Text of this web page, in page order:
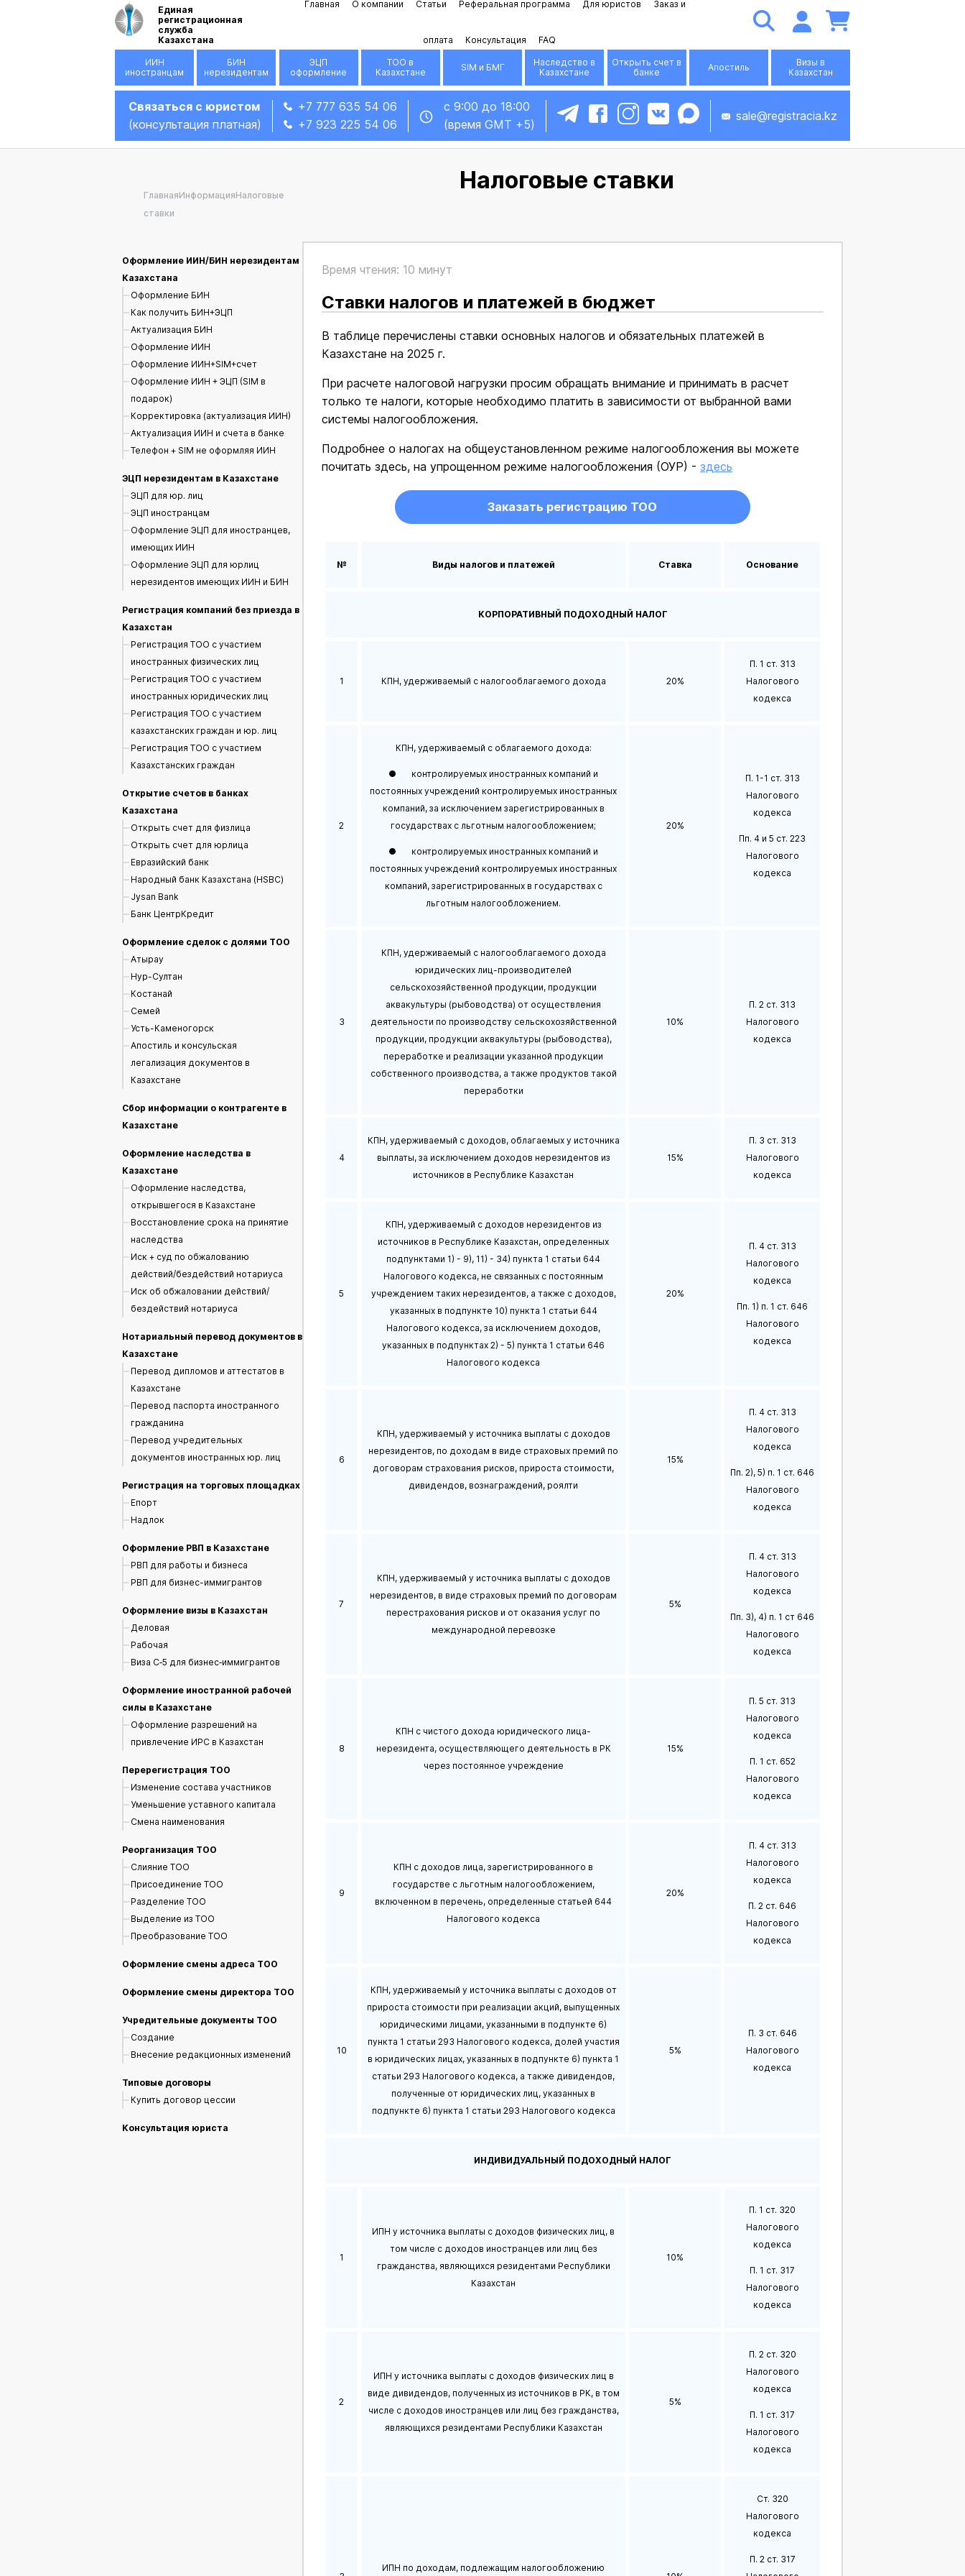
Единая
регистрационная
служба
Казахстана
Главная О компании Статьи Реферальная программа Для юристов Заказ и
оплата Консультация FAQ
ИИН
иностранцам
БИН
нерезидентам
ЭЦП
оформление
ТОО в
Казахстане
SIM и БМГ
Наследство в
Казахстане
Открыть счет в
банке
Апостиль
Визы в
Казахстан
Связаться с юристом
(консультация платная)
+7 777 635 54 06
+7 923 225 54 06
с 9:00 до 18:00
(время GMT +5)
sale@registracia.kz
ГлавнаяИнформацияНалоговые
ставки
Налоговые ставки
Оформление ИИН/БИН нерезидентам
Казахстана
Оформление БИН
Как получить БИН+ЭЦП
Актуализация БИН
Оформление ИИН
Оформление ИИН+SIM+счет
Оформление ИИН + ЭЦП (SIM в
подарок)
Корректировка (актуализация ИИН)
Актуализация ИИН и счета в банке
Телефон + SIM не оформляя ИИН
ЭЦП нерезидентам в Казахстане
ЭЦП для юр. лиц
ЭЦП иностранцам
Оформление ЭЦП для иностранцев,
имеющих ИИН
Оформление ЭЦП для юрлиц
нерезидентов имеющих ИИН и БИН
Регистрация компаний без приезда в
Казахстан
Регистрация ТОО с участием
иностранных физических лиц
Регистрация ТОО с участием
иностранных юридических лиц
Регистрация ТОО с участием
казахстанских граждан и юр. лиц
Регистрация ТОО с участием
Казахстанских граждан
Открытие счетов в банках
Казахстана
Открыть счет для физлица
Открыть счет для юрлица
Евразийский банк
Народный банк Казахстана (HSBC)
Jysan Bank
Банк ЦентрКредит
Оформление сделок с долями ТОО
Атырау
Нур-Султан
Костанай
Семей
Усть-Каменогорск
Апостиль и консульская
легализация документов в
Казахстане
Сбор информации о контрагенте в
Казахстане
Оформление наследства в
Казахстане
Оформление наследства,
открывшегося в Казахстане
Восстановление срока на принятие
наследства
Иск + суд по обжалованию
действий/бездействий нотариуса
Иск об обжаловании действий/
бездействий нотариуса
Нотариальный перевод документов в
Казахстане
Перевод дипломов и аттестатов в
Казахстане
Перевод паспорта иностранного
гражданина
Перевод учредительных
документов иностранных юр. лиц
Регистрация на торговых площадках
Епорт
Надлок
Оформление РВП в Казахстане
РВП для работы и бизнеса
РВП для бизнес-иммигрантов
Оформление визы в Казахстан
Деловая
Рабочая
Виза С‑5 для бизнес‑иммигрантов
Оформление иностранной рабочей
силы в Казахстане
Оформление разрешений на
привлечение ИРС в Казахстан
Перерегистрация ТОО
Изменение состава участников
Уменьшение уставного капитала
Смена наименования
Реорганизация ТОО
Слияние ТОО
Присоединение ТОО
Разделение ТОО
Выделение из ТОО
Преобразование ТОО
Оформление смены адреса ТОО
Оформление смены директора ТОО
Учредительные документы ТОО
Создание
Внесение редакционных изменений
Типовые договоры
Купить договор цессии
Консультация юриста
Время чтения: 10 минут
Ставки налогов и платежей в бюджет
В таблице перечислены ставки основных налогов и обязательных платежей в
Казахстане на 2025 г.
При расчете налоговой нагрузки просим обращать внимание и принимать в расчет
только те налоги, которые необходимо платить в зависимости от выбранной вами
системы налогообложения.
Подробнее о налогах на общеустановленном режиме налогообложения вы можете
почитать здесь, на упрощенном режиме налогообложения (ОУР) - здесь
Заказать регистрацию ТОО
№ Виды налогов и платежей Ставка Основание
КОРПОРАТИВНЫЙ ПОДОХОДНЫЙ НАЛОГ
1 КПН, удерживаемый с налогооблагаемого дохода 20%
П. 1 ст. 313
Налогового
кодекса
2
КПН, удерживаемый с облагаемого дохода:
● контролируемых иностранных компаний и
постоянных учреждений контролируемых иностранных
компаний, за исключением зарегистрированных в
государствах с льготным налогообложением;
● контролируемых иностранных компаний и
постоянных учреждений контролируемых иностранных
компаний, зарегистрированных в государствах с
льготным налогообложением.
20%
П. 1-1 ст. 313
Налогового
кодекса
Пп. 4 и 5 ст. 223
Налогового
кодекса
3
КПН, удерживаемый с налогооблагаемого дохода
юридических лиц-производителей
сельскохозяйственной продукции, продукции
аквакультуры (рыбоводства) от осуществления
деятельности по производству сельскохозяйственной
продукции, продукции аквакультуры (рыбоводства),
переработке и реализации указанной продукции
собственного производства, а также продуктов такой
переработки
10%
П. 2 ст. 313
Налогового
кодекса
4
КПН, удерживаемый с доходов, облагаемых у источника
выплаты, за исключением доходов нерезидентов из
источников в Республике Казахстан
15%
П. 3 ст. 313
Налогового
кодекса
5
КПН, удерживаемый с доходов нерезидентов из
источников в Республике Казахстан, определенных
подпунктами 1) - 9), 11) - 34) пункта 1 статьи 644
Налогового кодекса, не связанных с постоянным
учреждением таких нерезидентов, а также с доходов,
указанных в подпункте 10) пункта 1 статьи 644
Налогового кодекса, за исключением доходов,
указанных в подпунктах 2) - 5) пункта 1 статьи 646
Налогового кодекса
20%
П. 4 ст. 313
Налогового
кодекса
Пп. 1) п. 1 ст. 646
Налогового
кодекса
6
КПН, удерживаемый у источника выплаты с доходов
нерезидентов, по доходам в виде страховых премий по
договорам страхования рисков, прироста стоимости,
дивидендов, вознаграждений, роялти
15%
П. 4 ст. 313
Налогового
кодекса
Пп. 2), 5) п. 1 ст. 646
Налогового
кодекса
7
КПН, удерживаемый у источника выплаты с доходов
нерезидентов, в виде страховых премий по договорам
перестрахования рисков и от оказания услуг по
международной перевозке
5%
П. 4 ст. 313
Налогового
кодекса
Пп. 3), 4) п. 1 ст 646
Налогового
кодекса
8
КПН с чистого дохода юридического лица-
нерезидента, осуществляющего деятельность в РК
через постоянное учреждение
15%
П. 5 ст. 313
Налогового
кодекса
П. 1 ст. 652
Налогового
кодекса
9
КПН с доходов лица, зарегистрированного в
государстве с льготным налогообложением,
включенном в перечень, определенные статьей 644
Налогового кодекса
20%
П. 4 ст. 313
Налогового
кодекса
П. 2 ст. 646
Налогового
кодекса
10
КПН, удерживаемый у источника выплаты с доходов от
прироста стоимости при реализации акций, выпущенных
юридическими лицами, указанными в подпункте 6)
пункта 1 статьи 293 Налогового кодекса, долей участия
в юридических лицах, указанных в подпункте 6) пункта 1
статьи 293 Налогового кодекса, а также дивидендов,
полученные от юридических лиц, указанных в
подпункте 6) пункта 1 статьи 293 Налогового кодекса
5%
П. 3 ст. 646
Налогового
кодекса
ИНДИВИДУАЛЬНЫЙ ПОДОХОДНЫЙ НАЛОГ
1
ИПН у источника выплаты с доходов физических лиц, в
том числе с доходов иностранцев или лиц без
гражданства, являющихся резидентами Республики
Казахстан
10%
П. 1 ст. 320
Налогового
кодекса
П. 1 ст. 317
Налогового
кодекса
2
ИПН у источника выплаты с доходов физических лиц в
виде дивидендов, полученных из источников в РК, в том
числе с доходов иностранцев или лиц без гражданства,
являющихся резидентами Республики Казахстан
5%
П. 2 ст. 320
Налогового
кодекса
П. 1 ст. 317
Налогового
кодекса
ИПН по доходам, подлежащим налогообложению
Ст. 320
Налогового
кодекса
П. 2 ст. 317